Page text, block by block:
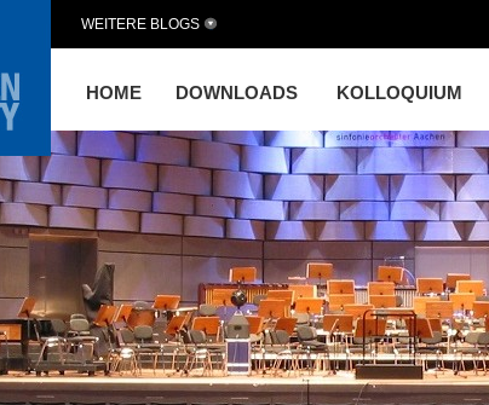
HOME DOWNLOADS KOLLOQUIUM
WEITERE BLOGS